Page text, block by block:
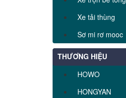
Xe tải thùng
Sơ mi rơ mooc
THƯƠNG HIỆU
HOWO
HONGYAN